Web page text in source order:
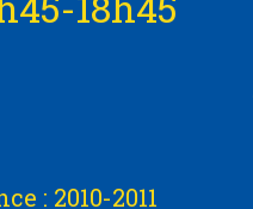
: 2010-2011